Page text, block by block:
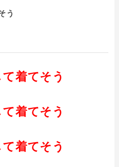
う
着てそう
着てそう
着てそう